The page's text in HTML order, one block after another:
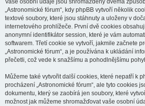
Vaše osobní údaje jsou shromážděny dvěma
„Astronomické fórum“, kdy phpBB vytvoří několik
textové soubory, které jsou stáhnuty a uloženy v
internetového prohlížeče. První dvě cookies
anonymní identifikátor session, které je vám
softwarem. Třetí cookie se vytvoří, jakmile začnete
„Astronomické fórum“, a je používána k ukládání
přečetli, což vede k snažšímu a pohodlnějšímu
Můžeme také vytvořit další cookies, které nepatří k
procházení „Astronomické fórum“, ale tyto cookies
dokumentu, který se zaobírá jen soubory, které
možnost jak můžeme shromažďovat vaše osobní